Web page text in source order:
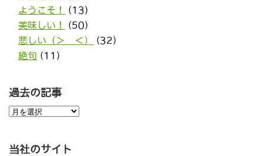
ようこそ！
(13)
美味しい！
(50)
悲しい（＞＿＜）
(32)
絶句 (11)
過去の記事
過
去
事
当社のサイト